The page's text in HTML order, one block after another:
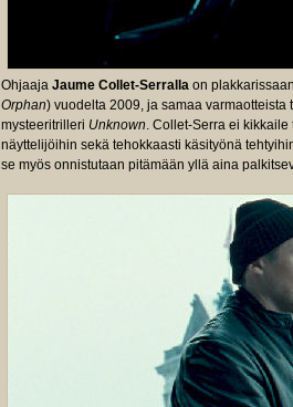
Ohjaaja Jaume Collet-Serralla on
Orphan) vuodelta 2009, ja samaa
mysteeritrilleri Unknown. Collet-Serra ei
näyttelijöihin sekä tehokkaasti käsityönä
se myös onnistutaan pitämään yllä aina